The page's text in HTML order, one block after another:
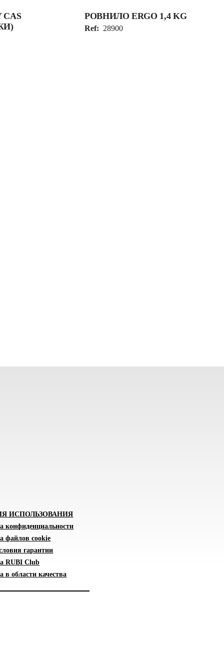
CAS
РОВНИЛО ERGO 1,4 KG
Ref: 28900
ИСПОЛЬЗОВАНИЯ
конфиденциальности
файлов cookie
гарантии
RUBI Club
в области качества